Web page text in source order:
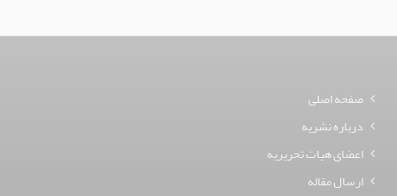
صفحه اصلی
درباره نشریه
اعضای هیات تحریریه
ارسال مقاله